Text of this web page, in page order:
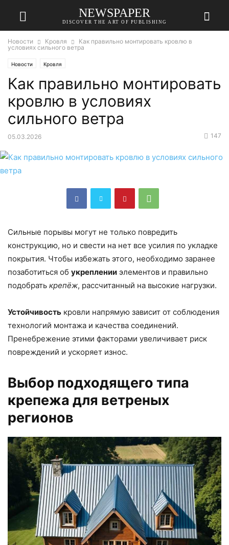
NEWSPAPER
DISCOVER THE ART OF PUBLISHING
Новости Кровля
Как правильно монтировать кровлю в
условиях сильного ветра
Новости Кровля
Как правильно монтировать
кровлю в условиях
сильного ветра
05.03.2026 147
Сильные порывы могут не только повредить
конструкцию, но и свести на нет все усилия по укладке
покрытия. Чтобы избежать этого, необходимо заранее
позаботиться об укреплении элементов и правильно
подобрать крепёж, рассчитанный на высокие нагрузки.
Устойчивость кровли напрямую зависит от соблюдения
технологий монтажа и качества соединений.
Пренебрежение этими факторами увеличивает риск
повреждений и ускоряет износ.
Выбор подходящего типа
крепежа для ветреных
регионов